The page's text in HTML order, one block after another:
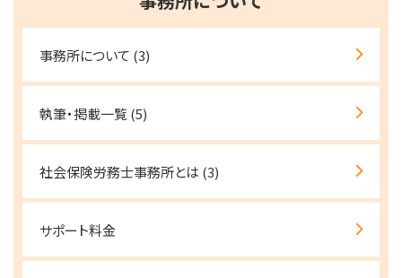
事務所について (3)
執筆・掲載一覧 (5)
社会保険労務士事務所とは (3)
サポート料金